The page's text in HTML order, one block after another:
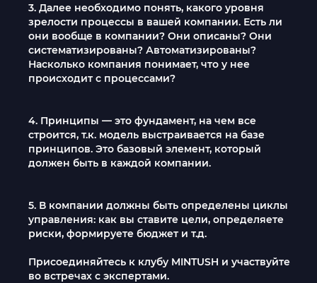
3. Далее необходимо понять, какого уровня
зрелости процессы в вашей компании. Есть ли
они вообще в компании? Они описаны? Они
систематизированы? Автоматизированы?
Насколько компания понимает, что у нее
происходит с процессами?
4. Принципы — это фундамент, на чем все
строится, т.к. модель выстраивается на базе
принципов. Это базовый элемент, который
должен быть в каждой компании.
5. В компании должны быть определены циклы
управления: как вы ставите цели, определяете
риски, формируете бюджет и т.д.
Присоединяйтесь к клубу MINTUSH и участвуйте
во встречах с экспертами.